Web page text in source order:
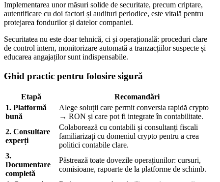
Implementarea unor măsuri solide de securitate, precum criptare,
autentificare cu doi factori și audituri periodice, este vitală pentru
protejarea fondurilor și datelor companiei.
Securitatea nu este doar tehnică, ci și operațională: proceduri clare
de control intern, monitorizare automată a tranzacțiilor suspecte și
educarea angajaților sunt indispensabile.
Ghid practic pentru folosire sigură
Etapă
Recomandări
1. Platformă
bună
Alege soluții care permit conversia rapidă crypto
→ RON și care pot fi integrate în contabilitate.
2. Consultare
experți
Colaborează cu contabili și consultanți fiscali
familiarizați cu domeniul crypto pentru a crea
politici contabile clare.
3.
Documentare
completă
Păstrează toate dovezile operațiunilor: cursuri,
comisioane, rapoarte de la platforme de schimb.